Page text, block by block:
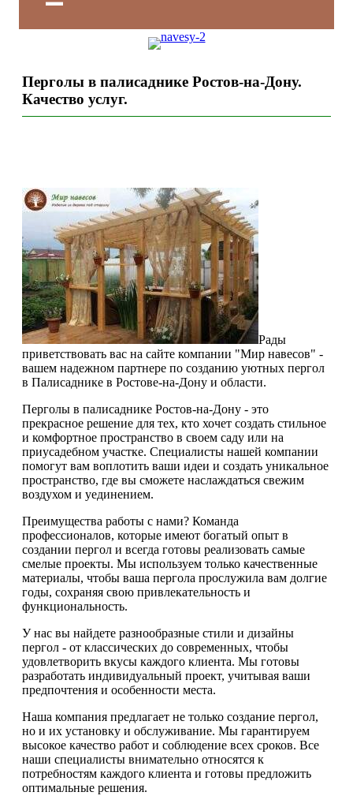
Перголы в палисаднике Ростов-на-Дону.
Качество услуг.
Рады
приветствовать вас на сайте компании "Мир навесов" -
вашем надежном партнере по созданию уютных пергол
в Палисаднике в Ростове-на-Дону и области.
Перголы в палисаднике Ростов-на-Дону - это
прекрасное решение для тех, кто хочет создать стильное
и комфортное пространство в своем саду или на
приусадебном участке. Специалисты нашей компании
помогут вам воплотить ваши идеи и создать уникальное
пространство, где вы сможете наслаждаться свежим
воздухом и уединением.
Преимущества работы с нами? Команда
профессионалов, которые имеют богатый опыт в
создании пергол и всегда готовы реализовать самые
смелые проекты. Мы используем только качественные
материалы, чтобы ваша пергола прослужила вам долгие
годы, сохраняя свою привлекательность и
функциональность.
У нас вы найдете разнообразные стили и дизайны
пергол - от классических до современных, чтобы
удовлетворить вкусы каждого клиента. Мы готовы
разработать индивидуальный проект, учитывая ваши
предпочтения и особенности места.
Наша компания предлагает не только создание пергол,
но и их установку и обслуживание. Мы гарантируем
высокое качество работ и соблюдение всех сроков. Все
наши специалисты внимательно относятся к
потребностям каждого клиента и готовы предложить
оптимальные решения.